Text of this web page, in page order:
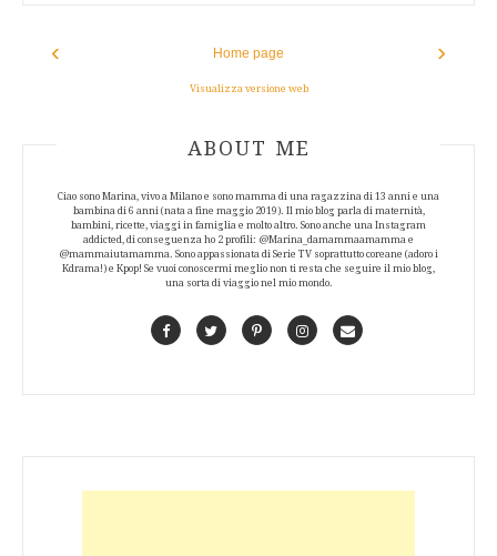
‹ ›
Home page
Visualizza versione web
ABOUT AUTHOR
ABOUT ME
Ciao sono Marina, vivo a Milano e sono mamma di una ragazzina di 13 anni e una
bambina di 6 anni (nata a fine maggio 2019). Il mio blog parla di maternità,
bambini, ricette, viaggi in famiglia e molto altro. Sono anche una Instagram
addicted, di conseguenza ho 2 profili: @Marina_damammaamamma e
@mammaiutamamma. Sono appassionata di Serie TV soprattutto coreane (adoro i
Kdrama!) e Kpop! Se vuoi conoscermi meglio non ti resta che seguire il mio blog,
una sorta di viaggio nel mio mondo.
FacebookTwitterPinterestInstagramContact